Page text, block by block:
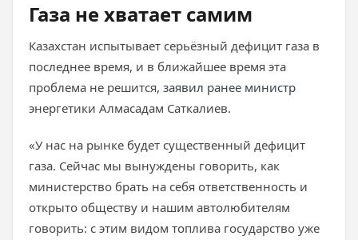
Газа не хватает самим
Казахстан испытывает серьёзный дефицит газа в
последнее время, и в ближайшее время эта
проблема не решится, заявил ранее министр
энергетики Алмасадам Саткалиев.
«У нас на рынке будет существенный дефицит
газа. Сейчас мы вынуждены говорить, как
министерство брать на себя ответственность и
открыто обществу и нашим автолюбителям
говорить: с этим видом топлива государство уже